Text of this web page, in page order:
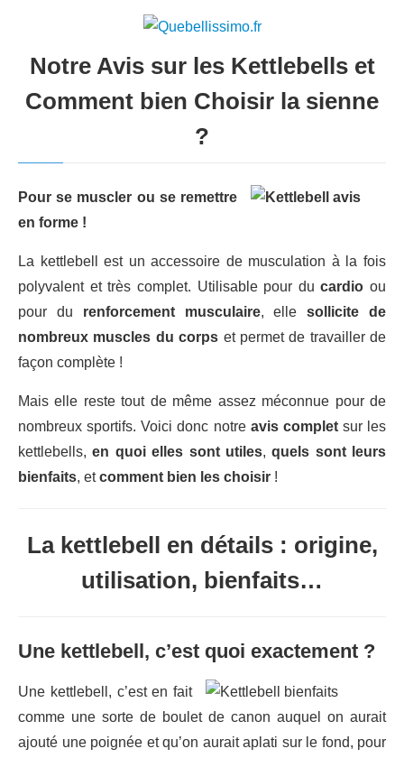
Notre Avis sur les Kettlebells et
Comment bien Choisir la sienne
?
Pour se muscler ou se remettre
en forme !
La kettlebell est un accessoire de musculation à la fois
polyvalent et très complet. Utilisable pour ducardio ou
pour du renforcement musculaire, ellesollicite de
nombreux muscles du corps et permet de travailler de
façon complète !
Mais elle reste tout de même assez méconnue pour de
nombreux sportifs. Voici donc notre avis completsur les
kettlebells,en quoi elles sont utiles,quels sont leurs
bienfaits, etcomment bien les choisir !
La kettlebell en détails : origine,
utilisation, bienfaits…
Une kettlebell, c’est quoi exactement ?
Une kettlebell, c’est en fait
comme une sorte de boulet de canon auquel on aurait
ajouté une poignée et qu’on aurait aplati sur le fond, pour